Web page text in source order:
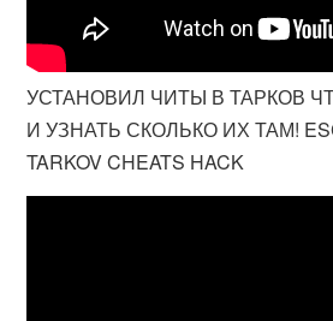
УСТАНОВИЛ ЧИТЫ В ТАРКОВ
И УЗНАТЬ СКОЛЬКО ИХ ТАМ!
TARKOV CHEATS HACK